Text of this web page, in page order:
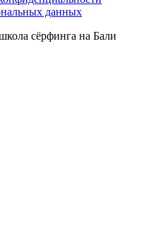
данных
сёрфинга на Бали